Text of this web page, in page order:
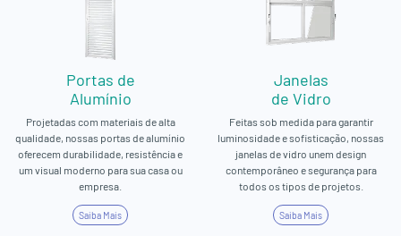
Portas de
Alumínio
Projetadas com materiais de alta
qualidade, nossas portas de alumínio
oferecem durabilidade, resistência e
um visual moderno para sua casa ou
empresa.
Saiba Mais
Janelas
de Vidro
Feitas sob medida para garantir
luminosidade e sofisticação, nossas
janelas de vidro unem design
contemporâneo e segurança para
todos os tipos de projetos.
Saiba Mais